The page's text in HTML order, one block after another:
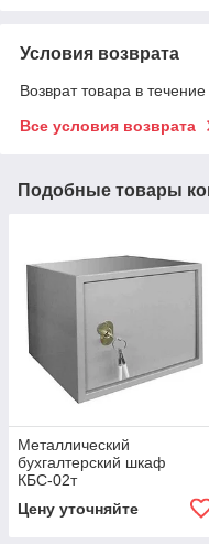
Условия возврата
Возврат товара в
Все условия возврата
Подобные товары
Металлический
бухгалтерский шкаф
КБС-02т
Цену уточняйте